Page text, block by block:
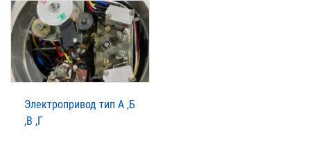
Электропривод тип А ,Б
,В ,Г